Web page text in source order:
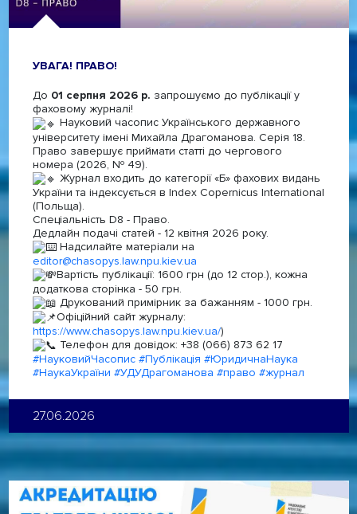
УВАГА! ПРАВО!
До 01 серпня 2026 р. запрошуємо до публікації у
фаховому журналі!
Науковий часопис Українського державного
університету імені Михайла Драгоманова. Серія 18.
Право завершує приймати статті до чергового
номера (2026, Nº 49).
Журнал входить до категорії «Б» фахових видань
України та індексується в Index Copernicus International
(Польща).
Спеціальність D8 - Право.
Дедлайн подачі статей - 12 квітня 2026 року.
Надсилайте матеріали на
editor@chasopys.law.npu.kiev.ua
Вартість публікації: 1600 грн (до 12 стор.), кожна
додаткова сторінка - 50 грн.
Друкований примірник за бажанням - 1000 грн.
Офіційний сайт журналу:
https://www.chasopys.law.npu.kiev.ua/)
Телефон для довідок: +38 (066) 873 62 17
#НауковийЧасопис #Публікація #ЮридичнаНаука
#НаукаУкраїни #УДУДрагоманова #право #журнал
27.06.2026